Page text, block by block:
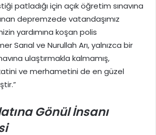
patladığı için açık öğretim sınavına
depremzede vatandaşımız
yardımına koşan polis
Sarıal ve Nurullah Arı, yalnızca bir
ulaştırmakla kalmamış,
ve merhametini de en güzel
Gönül İnsanı